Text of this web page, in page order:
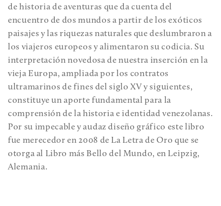
de historia de aventuras que da cuenta del
encuentro de dos mundos a partir de los exóticos
paisajes y las riquezas naturales que deslumbraron a
los viajeros europeos y alimentaron su codicia. Su
interpretación novedosa de nuestra inserción en la
vieja Europa, ampliada por los contratos
ultramarinos de fines del siglo XV y siguientes,
constituye un aporte fundamental para la
comprensión de la historia e identidad venezolanas.
Por su impecable y audaz diseño gráfico este libro
fue merecedor en 2008 de La Letra de Oro que se
otorga al Libro más Bello del Mundo, en Leipzig,
Alemania.